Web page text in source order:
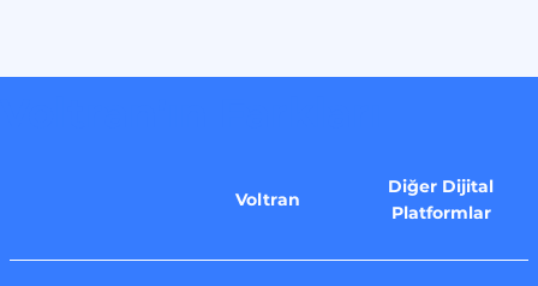
Voltran
Diğer Dijital
Platformlar